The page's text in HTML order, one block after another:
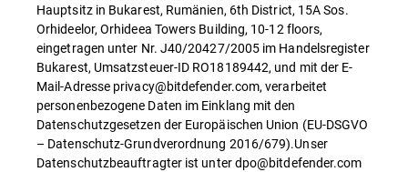
Hauptsitz in Bukarest, Rumänien, 6th District, 15A Sos.
Orhideelor, Orhideea Towers Building, 10-12 floors,
eingetragen unter Nr. J40/20427/2005 im Handelsregister
Bukarest, Umsatzsteuer-ID RO18189442, und mit der E-
Mail-Adresse privacy@bitdefender.com, verarbeitet
personenbezogene Daten im Einklang mit den
Datenschutzgesetzen der Europäischen Union (EU-DSGVO
– Datenschutz-Grundverordnung 2016/679).Unser
Datenschutzbeauftragter ist unter dpo@bitdefender.com